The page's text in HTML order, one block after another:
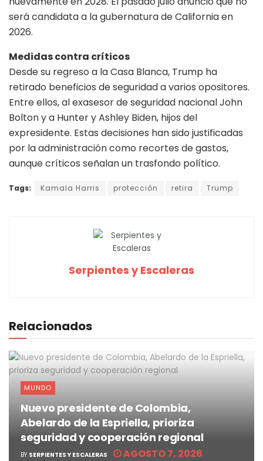
será candidata a la gubernatura de California en
2026.
Medidas contra críticos
Desde su regreso a la Casa Blanca, Trump ha
retirado beneficios de seguridad a varios opositores.
Entre ellos, al exasesor de seguridad nacional John
Bolton y a Hunter y Ashley Biden, hijos del
expresidente. Estas decisiones han sido justificadas
por la administración como recortes de gastos,
aunque críticos señalan un trasfondo político.
Tags: Kamala Harris protección retira Trump
Serpientes y Escaleras
Relacionados
MUNDO
Nuevo presidente de Colombia,
Abelardo de la Espriella, prioriza
seguridad y cooperación regional
BY SERPIENTES Y ESCALERAS AGOSTO 7, 2026